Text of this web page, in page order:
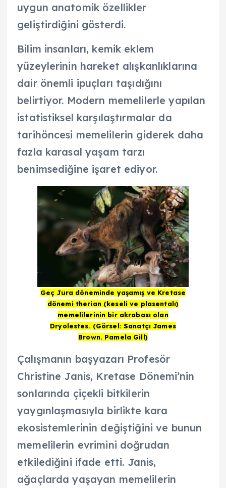
uygun anatomik özellikler
geliştirdiğini gösterdi.
Bilim insanları, kemik eklem
yüzeylerinin hareket alışkanlıklarına
dair önemli ipuçları taşıdığını
belirtiyor. Modern memelilerle yapılan
istatistiksel karşılaştırmalar da
tarihöncesi memelilerin giderek daha
fazla karasal yaşam tarzı
benimsediğine işaret ediyor.
Geç Jura döneminde yaşamış ve Kretase
dönemi therian (keseli ve plasentalı)
memelilerinin bir akrabası olan
Dryolestes. (Görsel: Sanatçı James
Brown. Pamela Gill)
Çalışmanın başyazarı Profesör
Christine Janis, Kretase Dönemi’nin
sonlarında çiçekli bitkilerin
yaygınlaşmasıyla birlikte kara
ekosistemlerinin değiştiğini ve bunun
memelilerin evrimini doğrudan
etkilediğini ifade etti. Janis,
ağaçlarda yaşayan memelilerin